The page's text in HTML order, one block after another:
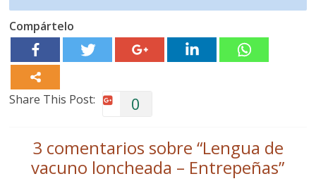
Compártelo
Share This Post: 0
3 comentarios sobre “Lengua de
vacuno loncheada – Entrepeñas”